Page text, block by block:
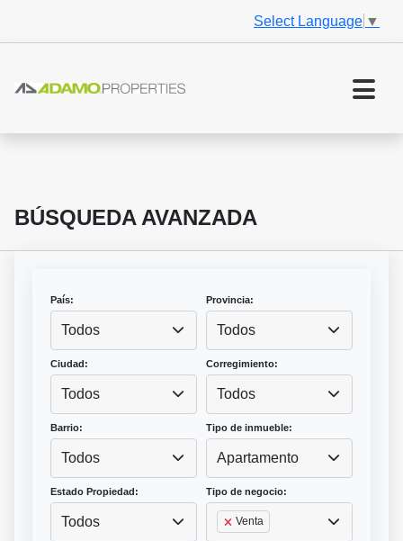
Select Language ▼
BÚSQUEDA AVANZADA
País:
Todos
Provincia:
Todos
Ciudad:
Todos
Corregimiento:
Todos
Barrio:
Todos
Tipo de inmueble:
Apartamento
Estado Propiedad:
Todos
Tipo de negocio:
Venta